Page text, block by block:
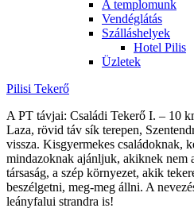
A templomunk
Vendéglátás
Szálláshelyek
Hotel Pilis
Üzletek
Pilisi Tekerő
A PT távjai: Családi Tekerő I. – 10
Laza, rövid táv sík terepen,
vissza. Kisgyermekes családoknak,
mindazoknak ajánljuk, akiknek nem
társaság, a szép környezet, akik
beszélgetni, meg-meg állni. A
leányfalui strandra is!